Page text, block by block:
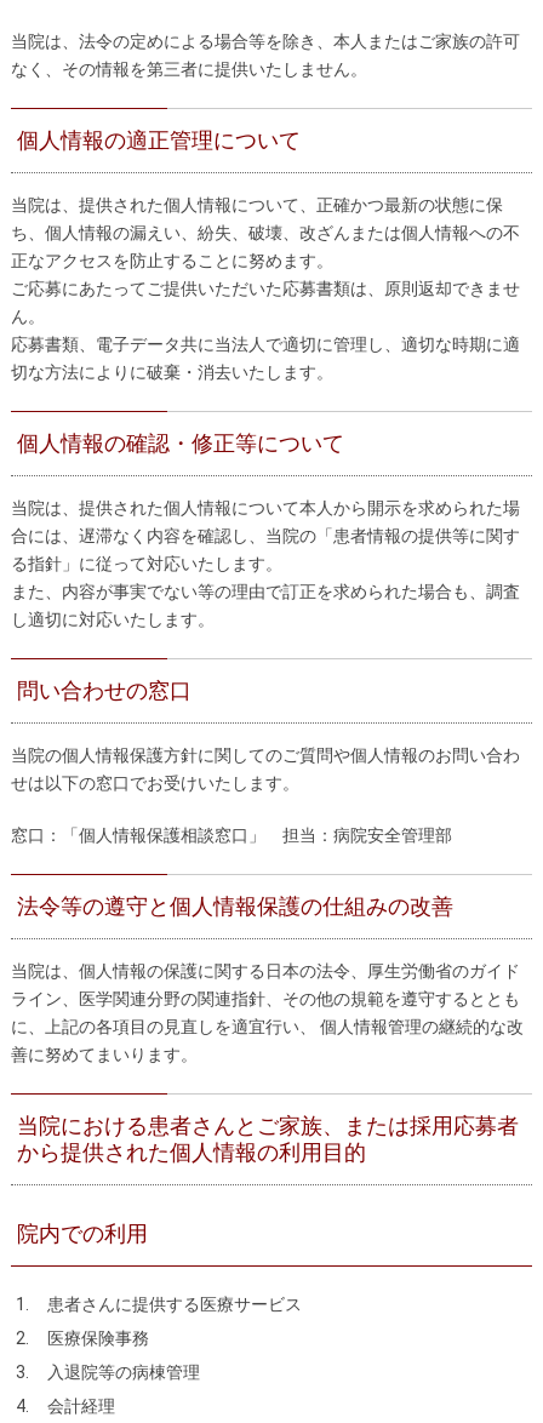
当院は、法令の定めによる場合等を除き、本人またはご家族の許可
なく、その情報を第三者に提供いたしません。
個人情報の適正管理について
当院は、提供された個人情報について、正確かつ最新の状態に保
ち、個人情報の漏えい、紛失、破壊、改ざんまたは個人情報への不
正なアクセスを防止することに努めます。
ご応募にあたってご提供いただいた応募書類は、原則返却できませ
ん。
応募書類、電子データ共に当法人で適切に管理し、適切な時期に適
切な方法によりに破棄・消去いたします。
個人情報の確認・修正等について
当院は、提供された個人情報について本人から開示を求められた場
合には、遅滞なく内容を確認し、当院の「患者情報の提供等に関す
る指針」に従って対応いたします。
また、内容が事実でない等の理由で訂正を求められた場合も、調査
し適切に対応いたします。
問い合わせの窓口
当院の個人情報保護方針に関してのご質問や個人情報のお問い合わ
せは以下の窓口でお受けいたします。
窓口：「個人情報保護相談窓口」 担当：病院安全管理部
法令等の遵守と個人情報保護の仕組みの改善
当院は、個人情報の保護に関する日本の法令、厚生労働省のガイド
ライン、医学関連分野の関連指針、その他の規範を遵守するととも
に、上記の各項目の見直しを適宜行い、 個人情報管理の継続的な改
善に努めてまいります。
当院における患者さんとご家族、または採用応募者
から提供された個人情報の利用目的
院内での利用
患者さんに提供する医療サービス
医療保険事務
入退院等の病棟管理
会計経理